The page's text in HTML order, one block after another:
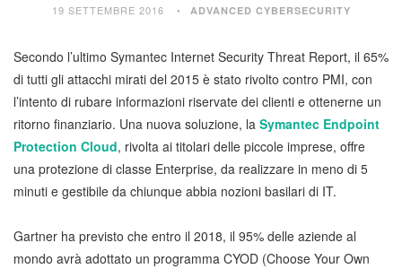
19 SETTEMBRE 2016 ADVANCED CYBERSECURITY
Secondo l’ultimo Symantec Internet Security Threat Report, il 65%
di tutti gli attacchi mirati del 2015 è stato rivolto contro PMI, con
l’intento di rubare informazioni riservate dei clienti e ottenerne un
ritorno finanziario. Una nuova soluzione, la Symantec Endpoint
Protection Cloud, rivolta ai titolari delle piccole imprese, offre
una protezione di classe Enterprise, da realizzare in meno di 5
minuti e gestibile da chiunque abbia nozioni basilari di IT.
Gartner ha previsto che entro il 2018, il 95% delle aziende al
mondo avrà adottato un programma CYOD (Choose Your Own